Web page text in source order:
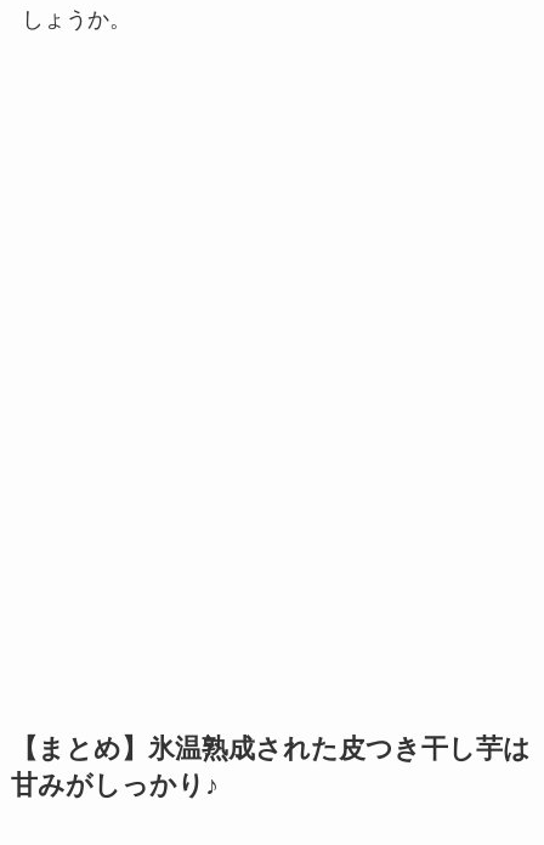
しょうか。
【まとめ】氷温熟成された皮つき干し芋は
甘みがしっかり♪